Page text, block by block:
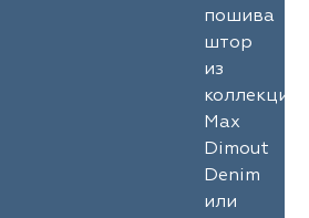
пошива
штор
из
Max
Dimout
Denim
или